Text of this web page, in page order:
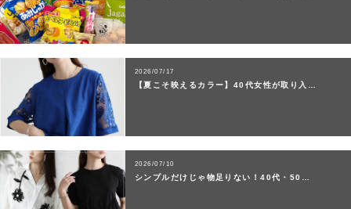
2026/07/17
【夏こそ映えるカラー】40代女性が取り入…
2026/07/10
シンプルだけじゃ物足りない！40代・50…